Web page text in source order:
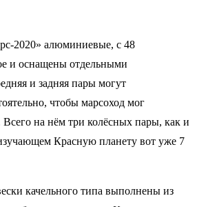
2020» алюминиевые, с 48
и оснащены отдельными
и задняя пары могут
чтобы марсоход мог
Всего на нём три колёсных пары, как и
Красную планету вот уже 7
качельного типа выполнены из